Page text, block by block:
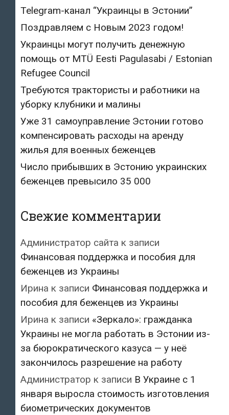
Telegram-канал “Украинцы в Эстонии”
Поздравляем с Новым 2023 годом!
Украинцы могут получить денежную
помощь от MTÜ Eesti Pagulasabi / Estonian
Refugee Council
Требуются трактористы и работники на
уборку клубники и малины
Уже 31 самоуправление Эстонии готово
компенсировать расходы на аренду
жилья для военных беженцев
Число прибывших в Эстонию украинских
беженцев превысило 35 000
Свежие комментарии
Администратор сайта к записи
Финансовая поддержка и пособия для
беженцев из Украины
Ирина к записи Финансовая поддержка и
пособия для беженцев из Украины
Ирина к записи «Зеркало»: гражданка
Украины не могла работать в Эстонии из-
за бюрократического казуса — у неё
закончилось разрешение на работу
Администратор к записи В Украине с 1
января выросла стоимость изготовления
биометрических документов